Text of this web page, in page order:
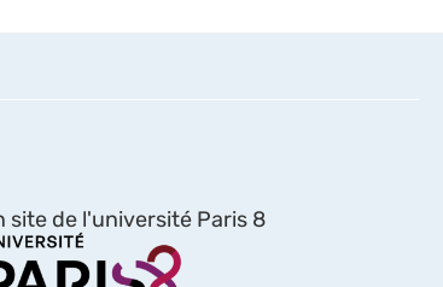
site de l'université Paris 8